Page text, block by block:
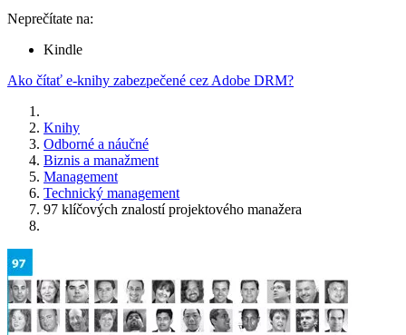
Neprečítate na:
Kindle
Ako čítať e-knihy zabezpečené cez Adobe DRM?
Knihy
Odborné a náučné
Biznis a manažment
Management
Technický management
97 klíčových znalostí projektového manažera